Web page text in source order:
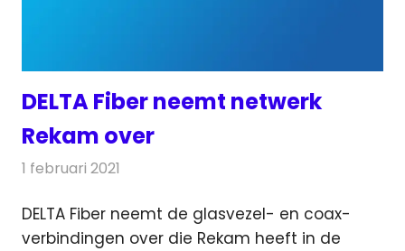
DELTA Fiber neemt netwerk
Rekam over
1 februari 2021
DELTA Fiber neemt de glasvezel- en coax-
verbindingen over die Rekam heeft in de